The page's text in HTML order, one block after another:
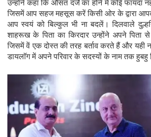
जिसमें आप सहज महसूस करें किसी ओर के द्वारा
आप स्वयं को बिल्कुल भी ना बदलें। दिलवाले
शाहरूख के पिता का किरदार उन्होंने अपने पिता से
जिसमें वें एक दोस्त की तरह बर्ताव करते हैं और यही
डायलाॅग में अपने परिवार के सदस्यों के नाम तक हुबहु